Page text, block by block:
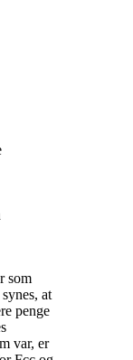
som
at
penge
var, er